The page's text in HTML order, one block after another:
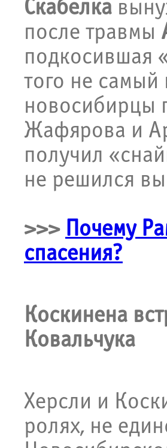
Скабелка
после травмы
подкосившая
того не самый
новосибирцы
Жафярова и
получил
не решился
>>> Почему
спасения?
Коскинена
Ковальчука
Херсли и
ролях, не